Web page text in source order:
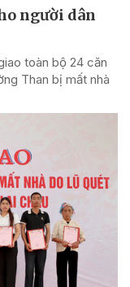
người dân
toàn bộ 24 căn
Than bị mất nhà